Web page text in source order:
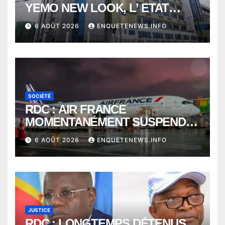
YEMO NEW LOOK, L’ ETAT
PERD LE CONTROLE
6 AOÛT 2026 ENQUETENEWS.INFO
SOCIÉTÉ
RDC : AIR FRANCE
MOMENTANÉMENT SUSPENDU
ENTRE KINSHASA ET PARIS ?
6 AOÛT 2026 ENQUETENEWS.INFO
JUSTICE